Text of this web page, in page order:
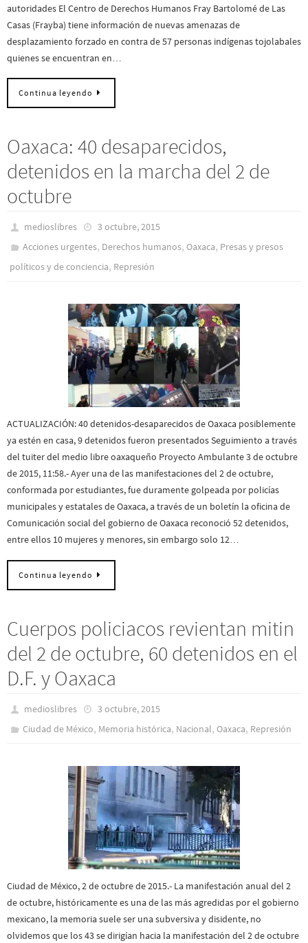
autoridades El Centro de Derechos Humanos Fray Bartolomé de Las
Casas (Frayba) tiene información de nuevas amenazas de
desplazamiento forzado en contra de 57 personas indígenas tojolabales
quienes se encuentran en…
Continua leyendo
Oaxaca: 40 desaparecidos,
detenidos en la marcha del 2 de
octubre
medioslibres
3 octubre, 2015
Acciones urgentes, Derechos humanos,Oaxaca, Presas y presos
polí­ticos y de conciencia, Represión
ACTUALIZACIÓN: 40 detenidos-desaparecidos de Oaxaca posiblemente
ya estén en casa, 9 detenidos fueron presentados Seguimiento a través
del tuiter del medio libre oaxaqueño Proyecto Ambulante 3 de octubre
de 2015, 11:58.- Ayer una de las manifestaciones del 2 de octubre,
conformada por estudiantes, fue duramente golpeada por policías
municipales y estatales de Oaxaca, a través de un boletín la oficina de
Comunicación social del gobierno de Oaxaca reconoció 52 detenidos,
entre ellos 10 mujeres y menores, sin embargo solo 12…
Continua leyendo
Cuerpos policiacos revientan mitin
del 2 de octubre, 60 detenidos en el
D.F. y Oaxaca
medioslibres
3 octubre, 2015
Ciudad de México, Memoria histórica, Nacional,Oaxaca, Represión
Ciudad de México, 2 de octubre de 2015.- La manifestación anual del 2
de octubre, históricamente es una de las más agredidas por el gobierno
mexicano, la memoria suele ser una subversiva y disidente, no
olvidemos que los 43 se dirigían hacia la manifestación del 2 de octubre